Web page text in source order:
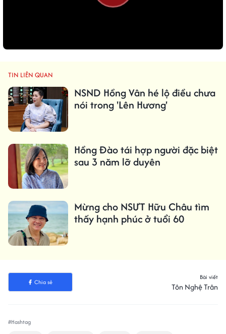
TIN LIÊN QUAN
NSND Hồng Vân hé lộ điều chưa
nói trong 'Lên Hương'
Hồng Đào tái hợp người đặc biệt
sau 3 năm lỡ duyên
Mừng cho NSƯT Hữu Châu tìm
thấy hạnh phúc ở tuổi 60
Chia sẻ
Bài viết
Tôn Nghệ Trân
#Hashtag